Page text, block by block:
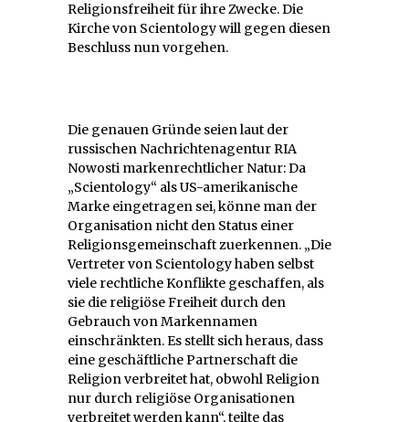
Religionsfreiheit für ihre Zwecke. Die
Kirche von Scientology will gegen diesen
Beschluss nun vorgehen.
Die genauen Gründe seien laut der
russischen Nachrichtenagentur RIA
Nowosti markenrechtlicher Natur: Da
„Scientology“ als US-amerikanische
Marke eingetragen sei, könne man der
Organisation nicht den Status einer
Religionsgemeinschaft zuerkennen. „Die
Vertreter von Scientology haben selbst
viele rechtliche Konflikte geschaffen, als
sie die religiöse Freiheit durch den
Gebrauch von Markennamen
einschränkten. Es stellt sich heraus, dass
eine geschäftliche Partnerschaft die
Religion verbreitet hat, obwohl Religion
nur durch religiöse Organisationen
verbreitet werden kann“, teilte das